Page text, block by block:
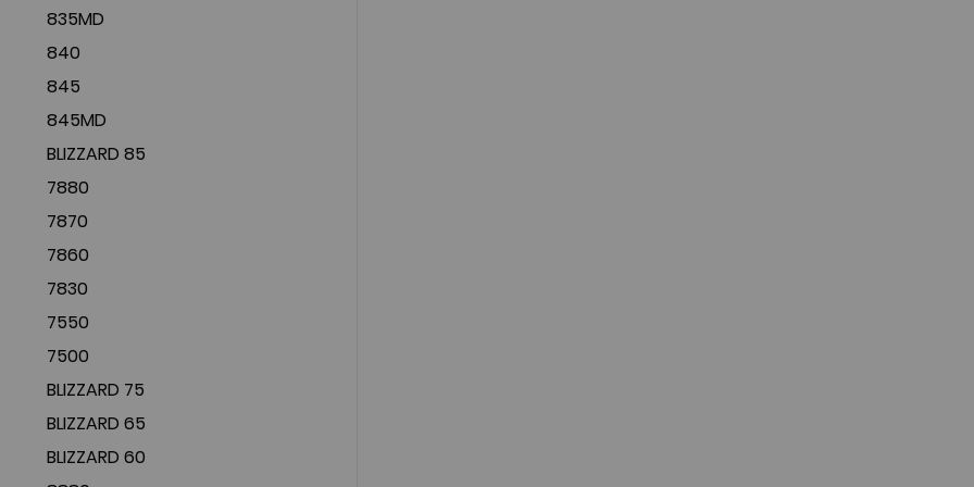
835MD
840
845
845MD
BLIZZARD 85
7880
7870
7860
7830
7550
7500
BLIZZARD 75
BLIZZARD 65
BLIZZARD 60